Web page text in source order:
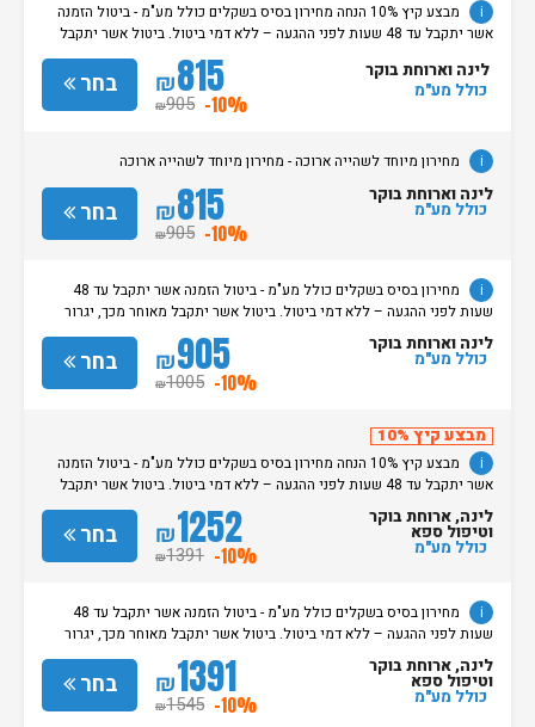
i
מבצע קיץ 10% הנחה מחירון בסיס בשקלים כולל מע"מ - ביטול הזמנה
אשר יתקבל עד 48 שעות לפני ההגעה – ללא דמי ביטול. ביטול אשר יתקבל
מאוחר מכך, יגרור חיוב בסך 50% מעלות ההזמנה. אי הגעה ללא כל הודעה
מוקדמת תגרור חיוב בסך 100% מעלות ההזמנה. מדיניות קבלת/עזיבת חדרים:
שעת קבלת החדרים הינה החל מהשעה 15:00. בימי שבת / חג: קבלת חדרים
החל מצאת השבת/החג. שעת עזיבת חדרים בכל ימות השבוע עד השעה 11:00.
בחר ₪815
₪905 -10%
לינה וארוחת בוקר
כולל מע"מ
i מחירון מיוחד לשהייה ארוכה - מחירון מיוחד לשהייה ארוכה
בחר ₪815
₪905 -10%
לינה וארוחת בוקר
כולל מע"מ
i
מחירון בסיס בשקלים כולל מע"מ - ביטול הזמנה אשר יתקבל עד 48
שעות לפני ההגעה – ללא דמי ביטול. ביטול אשר יתקבל מאוחר מכך, יגרור
חיוב בסך 50% מעלות ההזמנה. אי הגעה ללא כל הודעה מוקדמת תגרור חיוב
בסך 100% מעלות ההזמנה. מדיניות קבלת/עזיבת חדרים: שעת קבלת החדרים
הינה החל מהשעה 15:00. בימי שבת / חג: קבלת חדרים החל מצאת
השבת/החג. שעת עזיבת חדרים בכל ימות השבוע עד השעה 11:00. בימי שבת/
בחר ₪905
₪1005 -10%
לינה וארוחת בוקר
כולל מע"מ
מבצע קיץ 10%
i
מבצע קיץ 10% הנחה מחירון בסיס בשקלים כולל מע"מ - ביטול הזמנה
אשר יתקבל עד 48 שעות לפני ההגעה – ללא דמי ביטול. ביטול אשר יתקבל
מאוחר מכך, יגרור חיוב בסך 50% מעלות ההזמנה. אי הגעה ללא כל הודעה
מוקדמת תגרור חיוב בסך 100% מעלות ההזמנה. מדיניות קבלת/עזיבת חדרים:
שעת קבלת החדרים הינה החל מהשעה 15:00. בימי שבת / חג: קבלת חדרים
החל מצאת השבת/החג. שעת עזיבת חדרים בכל ימות השבוע עד השעה 11:00.
בחר ₪1252
₪1391 -10%
לינה, ארוחת בוקר
וטיפול ספא
כולל מע"מ
i
מחירון בסיס בשקלים כולל מע"מ - ביטול הזמנה אשר יתקבל עד 48
שעות לפני ההגעה – ללא דמי ביטול. ביטול אשר יתקבל מאוחר מכך, יגרור
חיוב בסך 50% מעלות ההזמנה. אי הגעה ללא כל הודעה מוקדמת תגרור חיוב
בסך 100% מעלות ההזמנה. מדיניות קבלת/עזיבת חדרים: שעת קבלת החדרים
הינה החל מהשעה 15:00. בימי שבת / חג: קבלת חדרים החל מצאת
השבת/החג. שעת עזיבת חדרים בכל ימות השבוע עד השעה 11:00. בימי שבת/
בחר ₪1391
₪1545 -10%
לינה, ארוחת בוקר
וטיפול ספא
כולל מע"מ